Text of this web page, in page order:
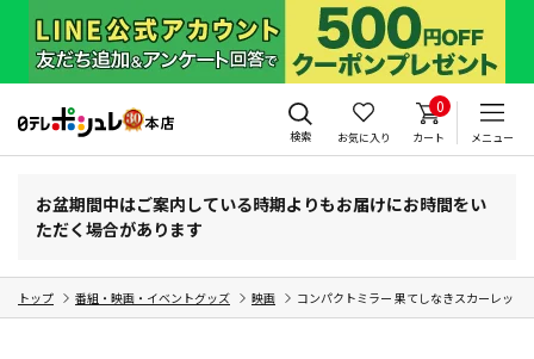
検索 お気に入り
0
カート メニュー
お盆期間中はご案内している時期よりもお届けにお時間をい
ただく場合があります
トップ 番組・映画・イベントグッズ 映画 コンパクトミラー 果てしなきスカーレット